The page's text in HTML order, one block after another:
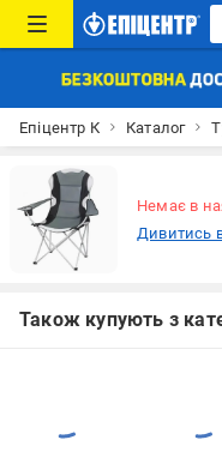
Епіцентр К Каталог
Немає в
Дивитись
Також купують з